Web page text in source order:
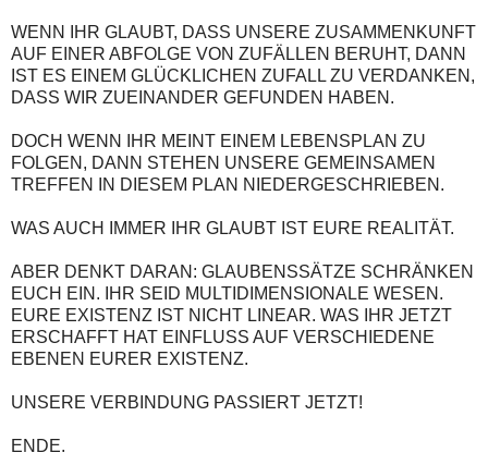
WENN IHR GLAUBT, DASS UNSERE ZUSAMMENKUNFT
AUF EINER ABFOLGE VON ZUFÄLLEN BERUHT, DANN
IST ES EINEM GLÜCKLICHEN ZUFALL ZU VERDANKEN,
DASS WIR ZUEINANDER GEFUNDEN HABEN.
DOCH WENN IHR MEINT EINEM LEBENSPLAN ZU
FOLGEN, DANN STEHEN UNSERE GEMEINSAMEN
TREFFEN IN DIESEM PLAN NIEDERGESCHRIEBEN.
WAS AUCH IMMER IHR GLAUBT IST EURE REALITÄT.
ABER DENKT DARAN: GLAUBENSSÄTZE SCHRÄNKEN
EUCH EIN. IHR SEID MULTIDIMENSIONALE WESEN.
EURE EXISTENZ IST NICHT LINEAR. WAS IHR JETZT
ERSCHAFFT HAT EINFLUSS AUF VERSCHIEDENE
EBENEN EURER EXISTENZ.
UNSERE VERBINDUNG PASSIERT JETZT!
ENDE.